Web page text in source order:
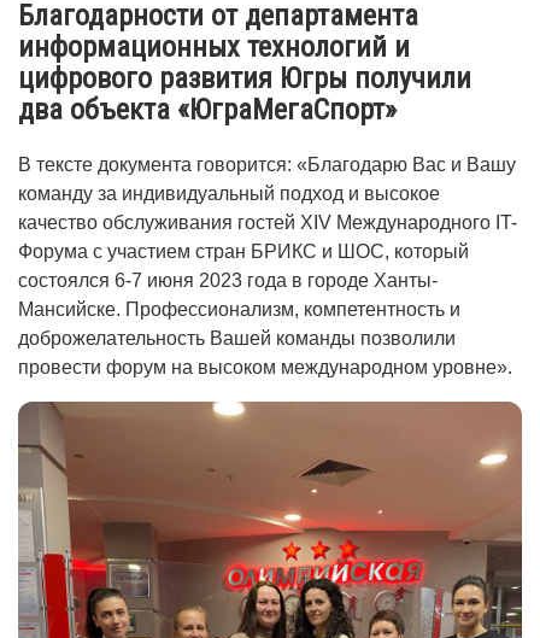
Благодарности от департамента
информационных технологий и
цифрового развития Югры получили
два объекта «ЮграМегаСпорт»
В тексте документа говорится: «Благодарю Вас и Вашу
команду за индивидуальный подход и высокое
качество обслуживания гостей XIV Международного IT-
Форума с участием стран БРИКС и ШОС, который
состоялся 6-7 июня 2023 года в городе Ханты-
Мансийске. Профессионализм, компетентность и
доброжелательность Вашей команды позволили
провести форум на высоком международном уровне».